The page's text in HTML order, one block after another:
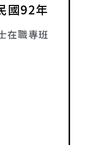
國92年
在職專班